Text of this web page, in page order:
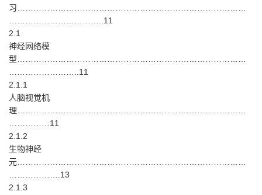
习…………………………………………………………………………
……………………………..11
2.1
神经网络模
型…………………………………………………………………………
……………………..11
2.1.1
人脑视觉机
理…………………………………………………………………………
……………11
2.1.2
生物神经
元…………………………………………………………………………
……………….13
2.1.3